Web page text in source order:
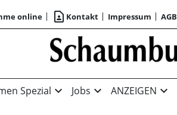
online contact_page Kontakt Impressum AGB
Spezial expand_more Jobs expand_more ANZEIGEN expand_more